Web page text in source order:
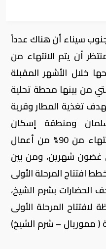
سيناء أن هناك عدداً
أن يتم الانتهاء من
خلال الأشهر المقبلة
من بينها محطة تحلية
تغذية المطار وقرية
ومنطقة إسكان
العاملين، موضحاً أنه تم الانتهاء من 90% من أعمال
غضون شهرين، ومن بين
افتتاح المرحلة الأولى
الحضارات بشرم الشيخ،
المرحلة الأولى
( مموريال – شرم الشيخ)